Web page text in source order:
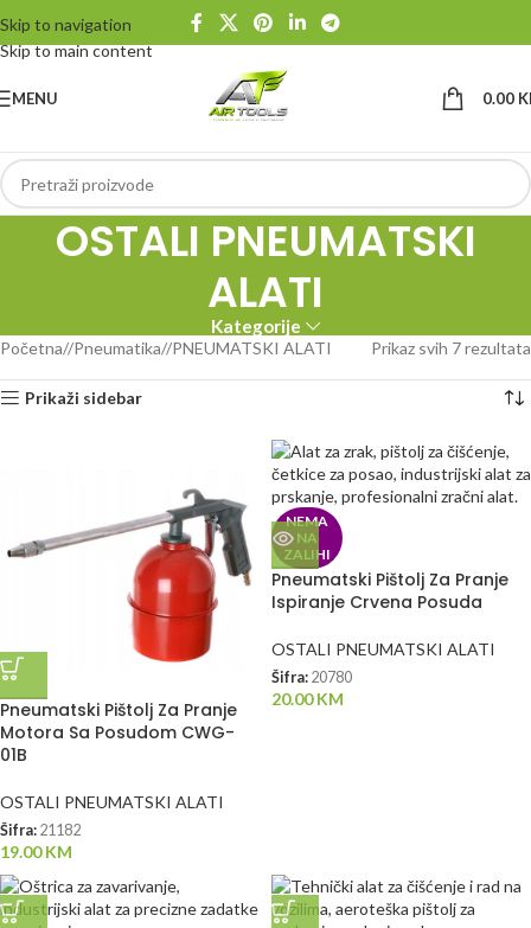
Skip to navigation
Skip to main content
MENU 0.00
OSTALI PNEUMATSKI
ALATI
Kategorije
Početna/ Pneumatika/ PNEUMATSKI ALATI Prikaz svih 7 rezultata
Prikaži sidebar
Pneumatski Pištolj Za Pranje
Motora Sa Posudom CWG-
01B
OSTALI PNEUMATSKI ALATI
Šifra: 21182
19.00KM
NEMA
NA
ZALIHI
Pneumatski Pištolj Za Pranje
Ispiranje Crvena Posuda
OSTALI PNEUMATSKI ALATI
Šifra: 20780
20.00KM